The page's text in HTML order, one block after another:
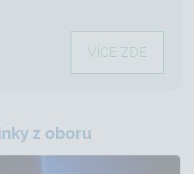
VÍCE ZDE
z oboru